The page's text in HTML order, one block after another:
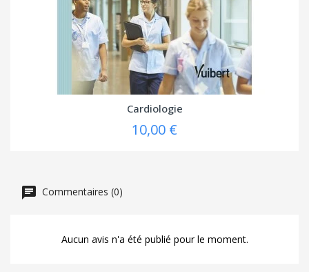
Cardiologie
10,00 €
Commentaires (0)
Aucun avis n'a été publié pour le moment.